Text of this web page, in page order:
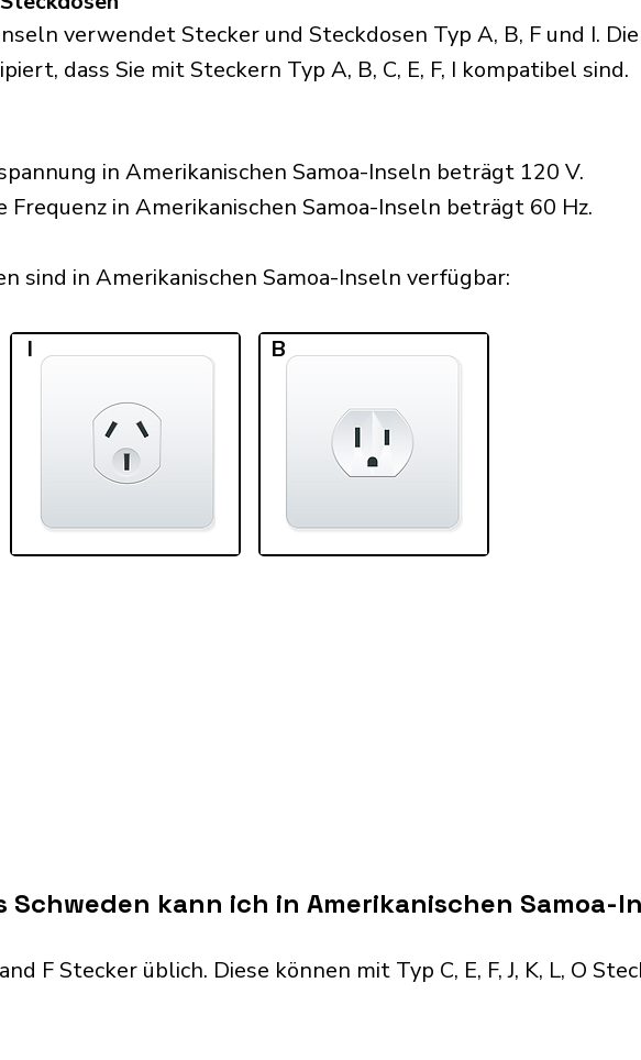
verwendet Stecker und Steckdosen Typ A, B, F und I. Die
dass Sie mit Steckern Typ A, B, C, E, F, I kompatibel sind.
in Amerikanischen Samoa-Inseln beträgt 120 V.
Frequenz in Amerikanischen Samoa-Inseln beträgt 60 Hz.
sind in Amerikanischen Samoa-Inseln verfügbar:​
I B
Schweden kann ich in Amerikanischen Samoa-
F Stecker üblich. Diese können mit Typ C, E, F, J, K, L, O